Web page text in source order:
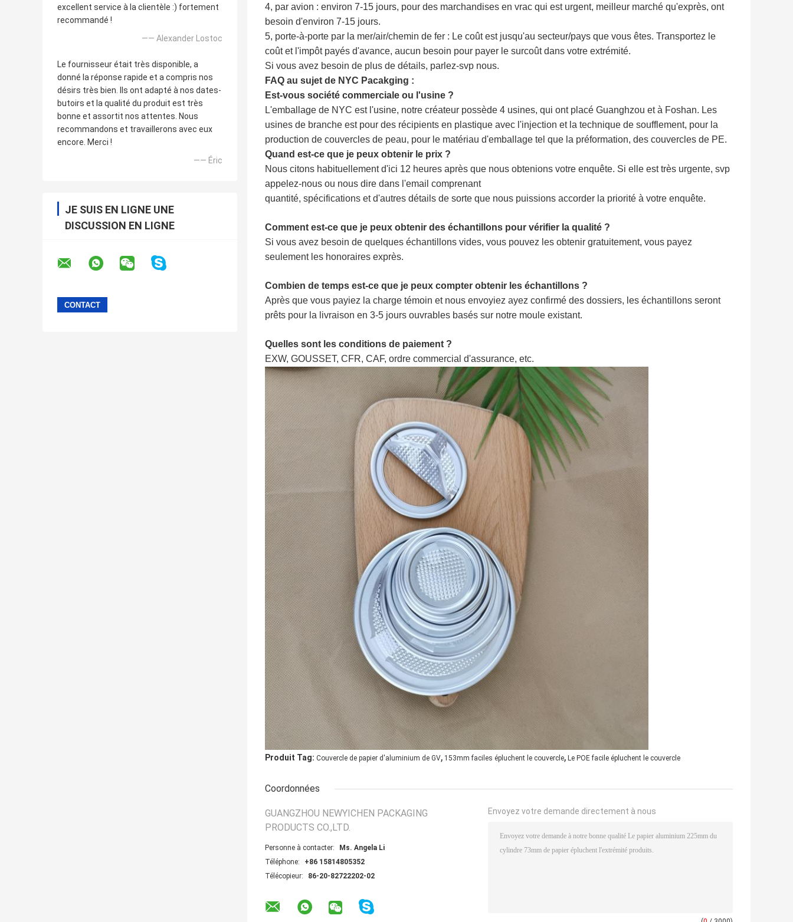
excellent service à la clientèle :) fortement
recommandé !
—— Alexander Lostoc
Le fournisseur était très disponible, a
donné la réponse rapide et a compris nos
désirs très bien. Ils ont adapté à nos dates-
butoirs et la qualité du produit est très
bonne et assortit nos attentes. Nous
recommandons et travaillerons avec eux
encore. Merci !
—— Éric
JE SUIS EN LIGNE UNE
DISCUSSION EN LIGNE
4, par avion : environ 7-15 jours, pour des marchandises en vrac qui est urgent, meilleur marché qu'exprès, ont
besoin d'environ 7-15 jours.
5, porte-à-porte par la mer/air/chemin de fer : Le coût est jusqu'au secteur/pays que vous êtes. Transportez le
coût et l'impôt payés d'avance, aucun besoin pour payer le surcoût dans votre extrémité.
Si vous avez besoin de plus de détails, parlez-svp nous.
FAQ au sujet de NYC Pacakging :
Est-vous société commerciale ou l'usine ?
L'emballage de NYC est l'usine, notre créateur possède 4 usines, qui ont placé Guanghzou et à Foshan. Les
usines de branche est pour des récipients en plastique avec l'injection et la technique de soufflement, pour la
production de couvercles de peau, pour le matériau d'emballage tel que la préformation, des couvercles de PE.
Quand est-ce que je peux obtenir le prix ?
Nous citons habituellement d'ici 12 heures après que nous obtenions votre enquête. Si elle est très urgente, svp
appelez-nous ou nous dire dans l'email comprenant
quantité, spécifications et d'autres détails de sorte que nous puissions accorder la priorité à votre enquête.
Comment est-ce que je peux obtenir des échantillons pour vérifier la qualité ?
Si vous avez besoin de quelques échantillons vides, vous pouvez les obtenir gratuitement, vous payez
seulement les honoraires exprès.
Combien de temps est-ce que je peux compter obtenir les échantillons ?
Après que vous payiez la charge témoin et nous envoyiez ayez confirmé des dossiers, les échantillons seront
prêts pour la livraison en 3-5 jours ouvrables basés sur notre moule existant.
Quelles sont les conditions de paiement ?
EXW, GOUSSET, CFR, CAF, ordre commercial d'assurance, etc.
Produit Tag: Couvercle de papier d'aluminium de GV, 153mm faciles épluchent le couvercle, Le POE facile épluchent le couvercle
Coordonnées
GUANGZHOU NEWYICHEN PACKAGING
PRODUCTS CO.,LTD.
Personne à contacter:
Ms. Angela Li
Téléphone:
+86 15814805352
Télécopieur:
86-20-82722202-02
Envoyez votre demande directement à nous